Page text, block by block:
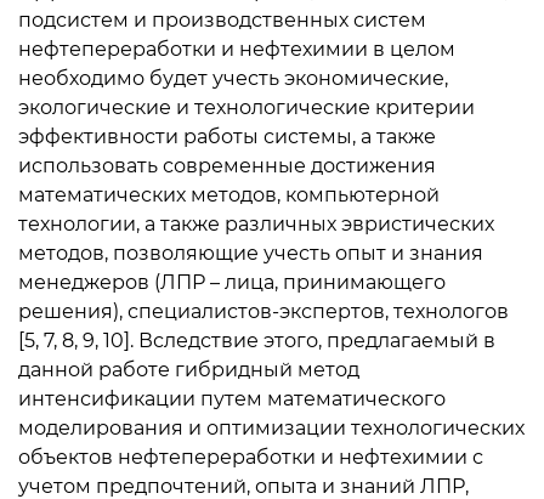
подсистем и производственных систем
нефтепереработки и нефтехимии в целом
необходимо будет учесть экономические,
экологические и технологические критерии
эффективности работы системы, а также
использовать современные достижения
математических методов, компьютерной
технологии, а также различных эвристических
методов, позволяющие учесть опыт и знания
менеджеров (ЛПР – лица, принимающего
решения), специалистов-экспертов, технологов
[5, 7, 8, 9, 10]. Вследствие этого, предлагаемый в
данной работе гибридный метод
интенсификации путем математического
моделирования и оптимизации технологических
объектов нефтепереработки и нефтехимии с
учетом предпочтений, опыта и знаний ЛПР,